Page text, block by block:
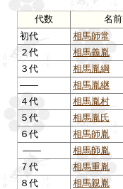
代数 名前
初代
相馬師常
２代
相馬義胤
３代
相馬胤綱
――
相馬胤継
４代
相馬胤村
５代
相馬胤氏
６代
相馬師胤
――
相馬師胤
７代
相馬重胤
８代
相馬親胤